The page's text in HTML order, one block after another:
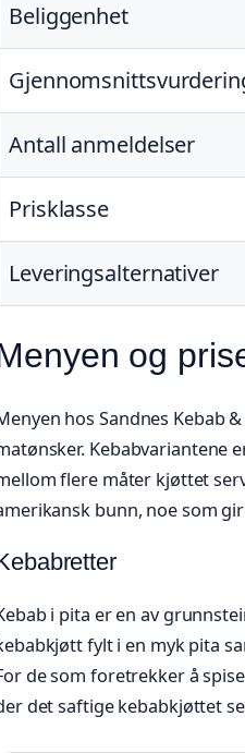
Beliggenhet
Antall anmeldelser
Prisklasse
Leveringsalternativer
og
hos Sandnes Kebab
Kebabvariantene
flere måter kjøttet
bunn, noe som
i pita er en av
fylt i en myk pita
de som foretrekker å
det saftige kebabkjøttet